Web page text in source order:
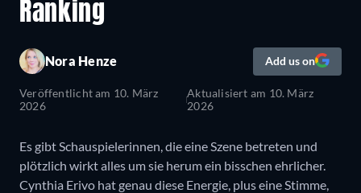
Ranking
Nora Henze Add us on
Veröffentlicht am 10. März
2026
Aktualisiert am 10. März
2026
Es gibt Schauspielerinnen, die eine Szene betreten und
plötzlich wirkt alles um sie herum ein bisschen ehrlicher.
Cynthia Erivo hat genau diese Energie, plus eine Stimme,